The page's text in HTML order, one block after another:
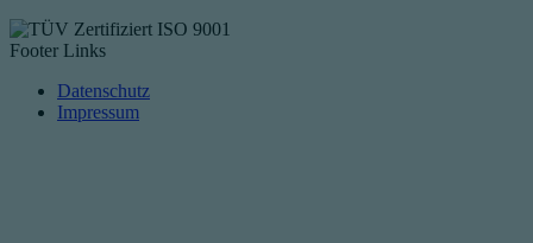
Footer Links
Datenschutz
Impressum